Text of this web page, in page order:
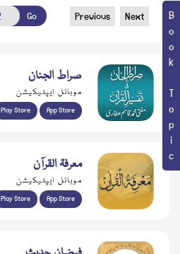
Book Topic
Go Previous Next
صراط الجنان
موبائل ایپلیکیشن
Play Store App Store
معرفۃ القرآن
موبائل ایپلیکیشن
Play Store App Store